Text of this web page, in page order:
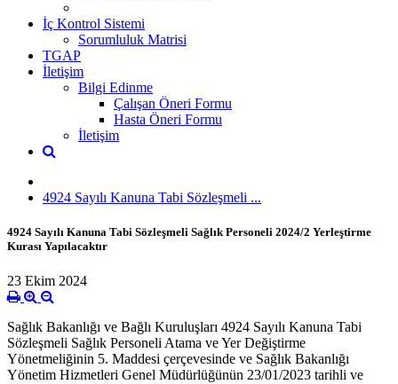
İç Kontrol Sistemi
Sorumluluk Matrisi
TGAP
İletişim
Bilgi Edinme
Çalışan Öneri Formu
Hasta Öneri Formu
İletişim
4924 Sayılı Kanuna Tabi Sözleşmeli ...
4924 Sayılı Kanuna Tabi Sözleşmeli Sağlık Personeli 2024/2 Yerleştirme
Kurası Yapılacaktır
23 Ekim 2024
Sağlık Bakanlığı ve Bağlı Kuruluşları 4924 Sayılı Kanuna Tabi
Sözleşmeli Sağlık Personeli Atama ve Yer Değiştirme
Yönetmeliğinin 5. Maddesi çerçevesinde ve Sağlık Bakanlığı
Yönetim Hizmetleri Genel Müdürlüğünün 23/01/2023 tarihli ve